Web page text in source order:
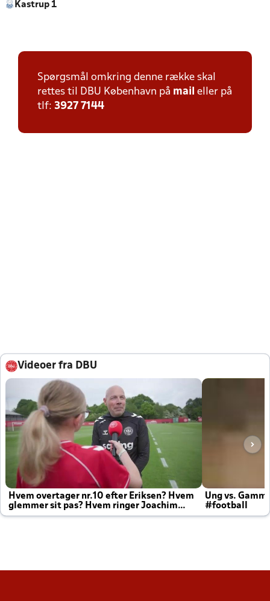
Kastrup 1
Spørgsmål omkring denne række skal
rettes til DBU København på mail eller på
tlf: 3927 7144
Videoer fra DBU
Hvem overtager nr.10 efter Eriksen? Hvem
glemmer sit pas? Hvem ringer Joachim
altid til efter kampe?
Ung vs.
#football